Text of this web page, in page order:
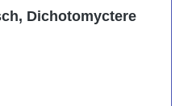
Dichotomyctere